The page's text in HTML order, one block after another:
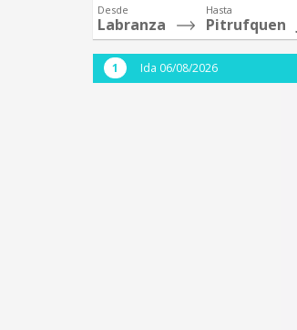
Desde
Labranza
Hasta
Pitrufquen
Ida 06/08/2026